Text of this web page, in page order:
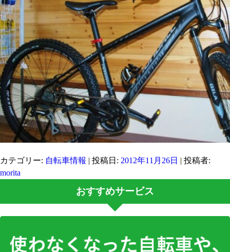
カテゴリー: 自転車情報 | 投稿日: 2012年11月26日 | 投稿者:
morita
おすすめサービス